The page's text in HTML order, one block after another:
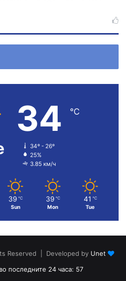
34 ℃
34º - 26º
25%
3.85 км/ч
39 ℃
Sun
39 ℃
Mon
41 ℃
Tue
Reserved | Developed by Unet
последните 24 часа: 57